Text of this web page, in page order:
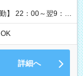
】 22：00～翌9：
の時間
となります）
詳細へ